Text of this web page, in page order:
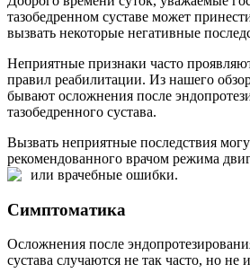
тазобедренном суставе может
вызвать некоторые негативные
Неприятные признаки часто
правил реабилитации. Из нашего
бывают осложнения после
тазобедренного сустава.
Вызвать неприятные последствия
рекомендованного врачом режима
или врачебные ошибки.
Симптоматика
Осложнения после
сустава случаются не так часто, но